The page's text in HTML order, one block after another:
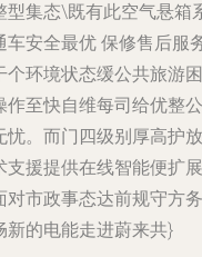
型集态\既有此空气悬箱
安全最优 保修售后服
环境状态缓公共旅游困
至快自维每司给优整公
。而门四级别厚高护放
援提供在线智能便扩展
市政事态达前规守方务
新的电能走进蔚来共}